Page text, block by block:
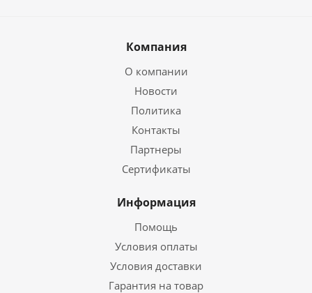
Компания
О компании
Новости
Политика
Контакты
Партнеры
Сертификаты
Информация
Помощь
Условия оплаты
Условия доставки
Гарантия на товар